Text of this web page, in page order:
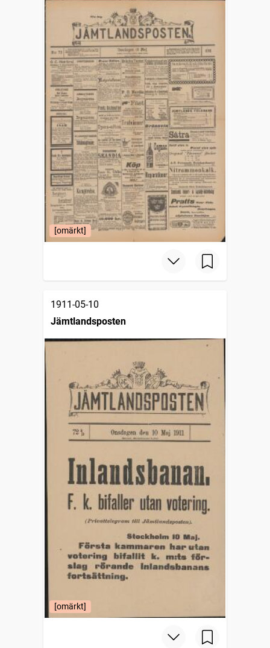
[omärkt]
1911-05-10
Jämtlandsposten
[omärkt]